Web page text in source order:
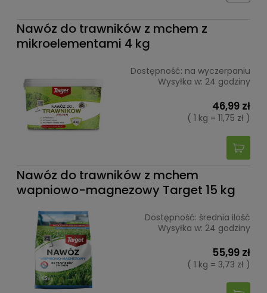
Nawóz do trawników z mchem z
mikroelementami 4 kg
Dostępność: na wyczerpaniu
Wysyłka w: 24 godziny
46,99 zł
( 1 kg = 11,75 zł )
Nawóz do trawników z mchem
wapniowo-magnezowy Target 15 kg
Dostępność: średnia ilość
Wysyłka w: 24 godziny
55,99 zł
( 1 kg = 3,73 zł )